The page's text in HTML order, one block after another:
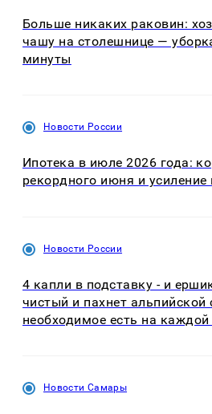
Больше никаких раковин:
чашу на столешнице —
минуты
Новости России
Ипотека в июле 2026 года:
рекордного июня и усиление
Новости России
4 капли в подставку - и
чистый и пахнет альпийской
необходимое есть на каждой
Новости Самары